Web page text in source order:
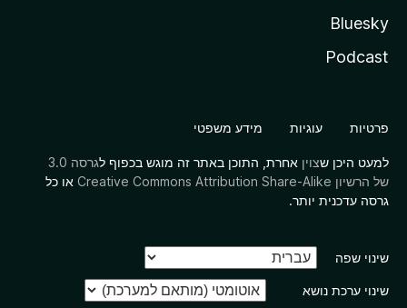
Bluesky
Podcast
פרטיות עוגיות מידע משפטי
למעט היכן שצוין אחרת, התוכן באתר זה מוגש בכפוף ל
גרסה 3.0
של הרשיון Creative Commons Attribution Share-Alike
או כל
גרסה עדכנית יותר.
שינוי שפה
שינוי ערכת נושא